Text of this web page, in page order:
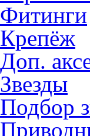
Фитинги
Крепёж
Доп.
Звезды
Подбор